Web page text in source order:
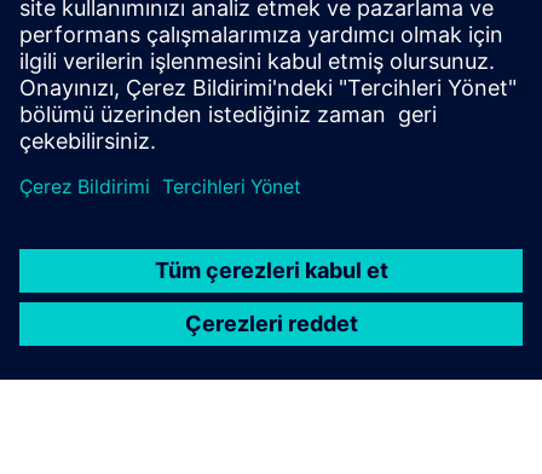
PLM Bileşenleri ve genel olarak PLM pazarı hakkında yeni
bakış açıları edinin.
PLM Bileşenleri blogunu ziyaret edin